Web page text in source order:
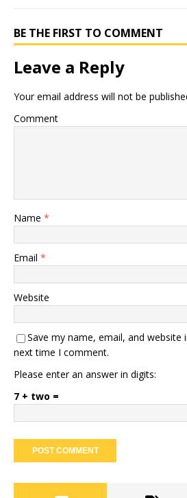
BE THE FIRST TO COMMENT
Leave a Reply
Your email address will not be
Comment
Name *
Email *
Website
Save my name, email, and
next time I comment.
Please enter an answer in digits:
7 + two =